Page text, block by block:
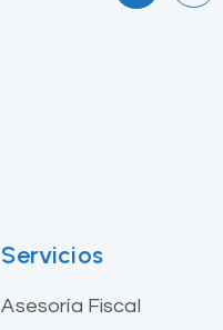
Servicios
Asesoría Fiscal